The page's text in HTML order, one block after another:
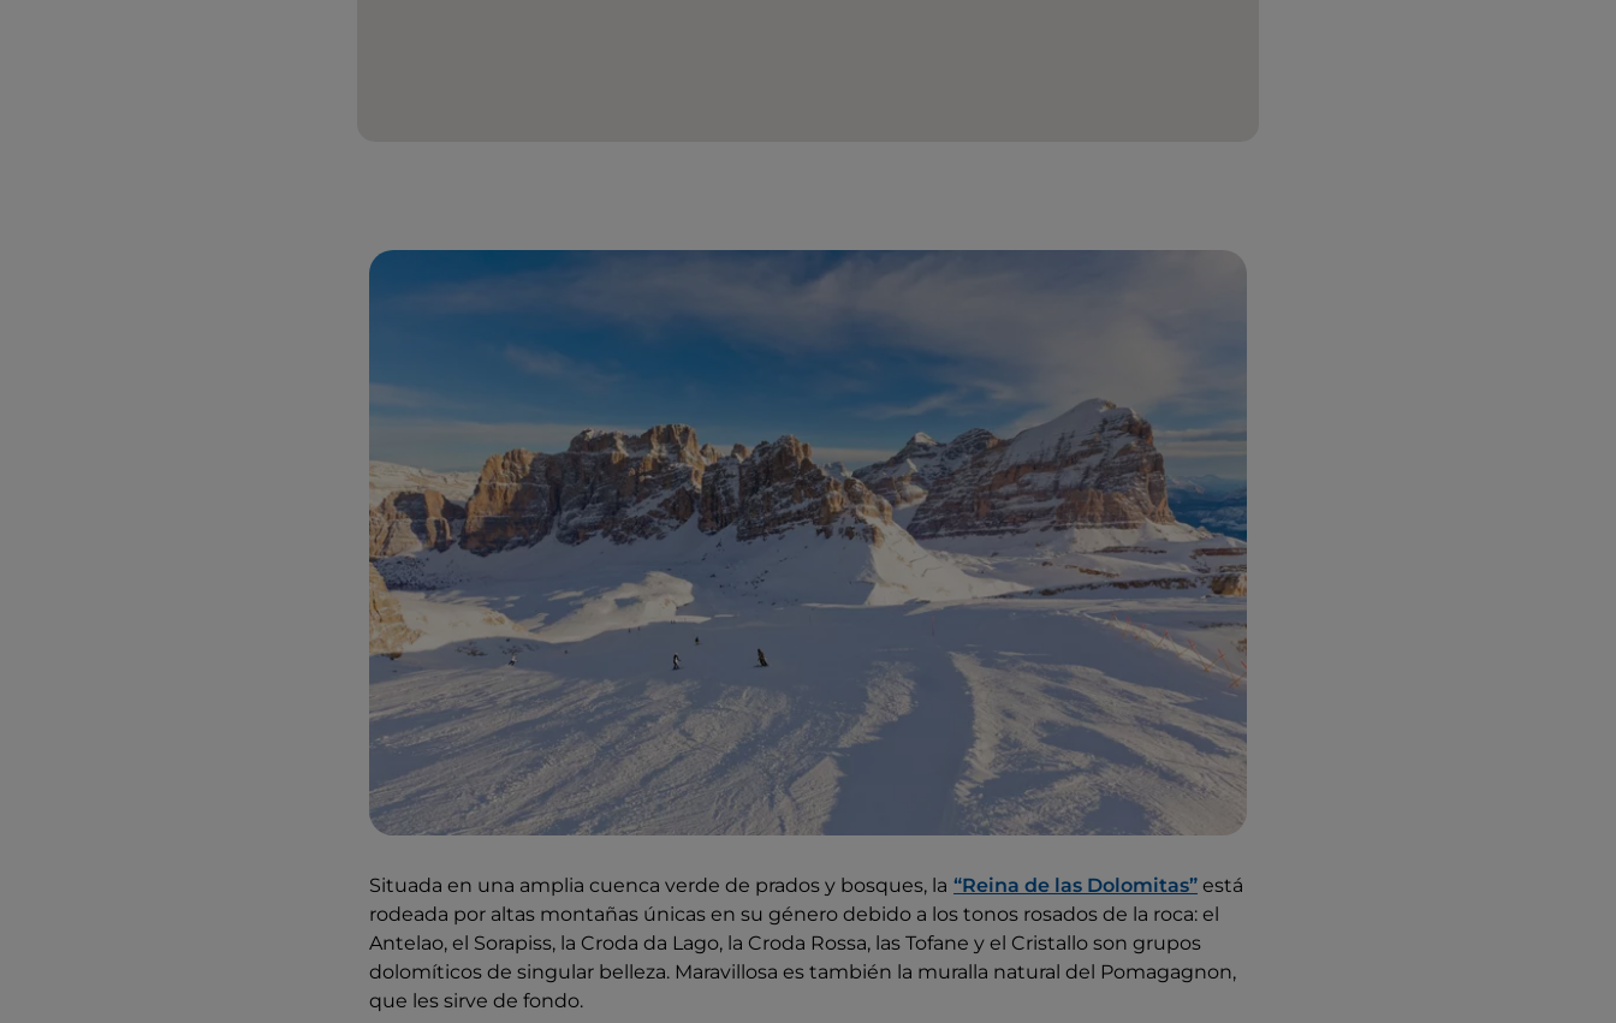
Situada en una amplia cuenca verde de prados y bosques, la “Reina de las Dolomitas” está
rodeada por altas montañas únicas en su género debido a los tonos rosados de la roca: el
Antelao, el Sorapiss, la Croda da Lago, la Croda Rossa, las Tofane y el Cristallo son grupos
dolomíticos de singular belleza. Maravillosa es también la muralla natural del Pomagagnon,
que les sirve de fondo.